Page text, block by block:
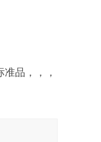
品，，，